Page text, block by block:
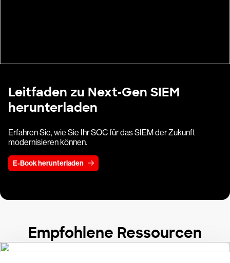
Leitfaden zu Next‑Gen SIEM
herunterladen
Erfahren Sie, wie Sie Ihr SOC für das SIEM der Zukunft
modernisieren können.
E-Book herunterladen
Empfohlene Ressourcen